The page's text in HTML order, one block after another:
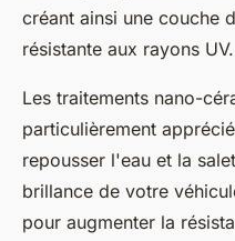
créant ainsi une couche
résistante aux rayons UV.
Les traitements nano-
particulièrement
repousser l'eau et la
brillance de votre
pour augmenter la